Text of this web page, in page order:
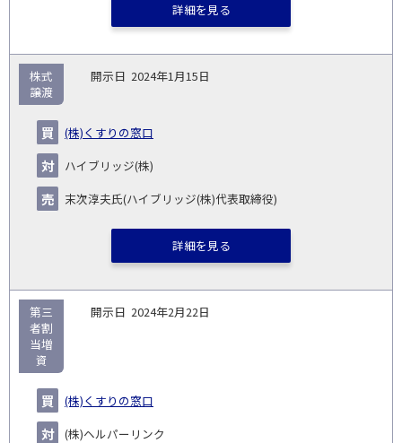
詳細を見る
2024年1月15日
(株)くすりの窓口
ハイブリッジ(株)
末次淳夫氏(ハイブリッジ(株)代表取締役)
株式
譲渡
詳細を見る
2024年2月22日
(株)くすりの窓口
(株)ヘルパーリンク
第三
者割
当増
資